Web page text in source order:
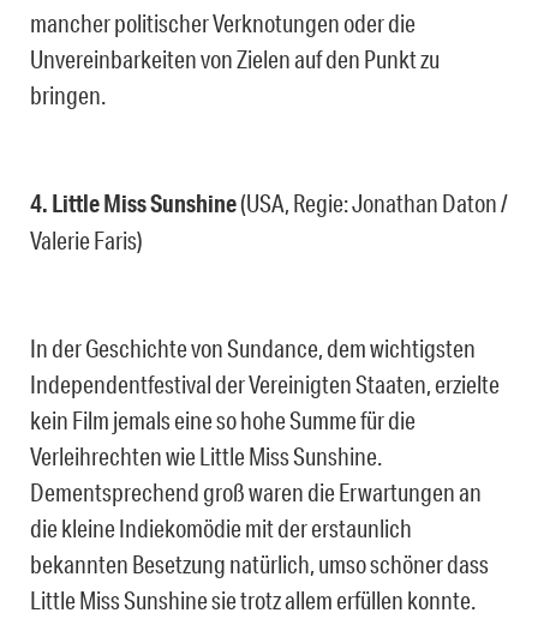
mancher politischer Verknotungen oder die
Unvereinbarkeiten von Zielen auf den Punkt zu
bringen.
4. Little Miss Sunshine(USA, Regie: Jonathan Daton /
Valerie Faris)
In der Geschichte von Sundance, dem wichtigsten
Independentfestival der Vereinigten Staaten, erzielte
kein Film jemals eine so hohe Summe für die
Verleihrechten wie Little Miss Sunshine.
Dementsprechend groß waren die Erwartungen an
die kleine Indiekomödie mit der erstaunlich
bekannten Besetzung natürlich, umso schöner dass
Little Miss Sunshine sie trotz allem erfüllen konnte.